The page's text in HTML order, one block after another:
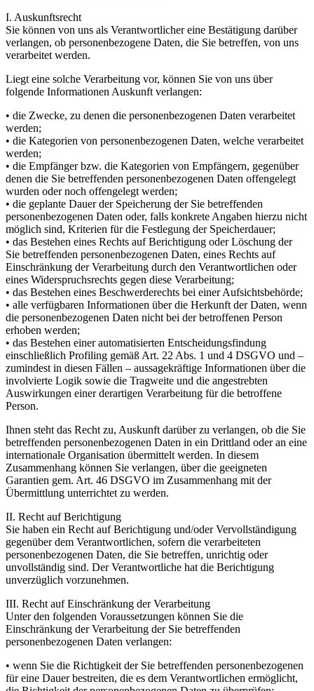
I. Auskunftsrecht
Sie können von uns als Verantwortlicher eine Bestätigung darüber
verlangen, ob personenbezogene Daten, die Sie betreffen, von uns
verarbeitet werden.
Liegt eine solche Verarbeitung vor, können Sie von uns über
folgende Informationen Auskunft verlangen:
• die Zwecke, zu denen die personenbezogenen Daten verarbeitet
werden;
• die Kategorien von personenbezogenen Daten, welche verarbeitet
werden;
• die Empfänger bzw. die Kategorien von Empfängern, gegenüber
denen die Sie betreffenden personenbezogenen Daten offengelegt
wurden oder noch offengelegt werden;
• die geplante Dauer der Speicherung der Sie betreffenden
personenbezogenen Daten oder, falls konkrete Angaben hierzu nicht
möglich sind, Kriterien für die Festlegung der Speicherdauer;
• das Bestehen eines Rechts auf Berichtigung oder Löschung der
Sie betreffenden personenbezogenen Daten, eines Rechts auf
Einschränkung der Verarbeitung durch den Verantwortlichen oder
eines Widerspruchsrechts gegen diese Verarbeitung;
• das Bestehen eines Beschwerderechts bei einer Aufsichtsbehörde;
• alle verfügbaren Informationen über die Herkunft der Daten, wenn
die personenbezogenen Daten nicht bei der betroffenen Person
erhoben werden;
• das Bestehen einer automatisierten Entscheidungsfindung
einschließlich Profiling gemäß Art. 22 Abs. 1 und 4 DSGVO und –
zumindest in diesen Fällen – aussagekräftige Informationen über die
involvierte Logik sowie die Tragweite und die angestrebten
Auswirkungen einer derartigen Verarbeitung für die betroffene
Person.
Ihnen steht das Recht zu, Auskunft darüber zu verlangen, ob die Sie
betreffenden personenbezogenen Daten in ein Drittland oder an eine
internationale Organisation übermittelt werden. In diesem
Zusammenhang können Sie verlangen, über die geeigneten
Garantien gem. Art. 46 DSGVO im Zusammenhang mit der
Übermittlung unterrichtet zu werden.
II. Recht auf Berichtigung
Sie haben ein Recht auf Berichtigung und/oder Vervollständigung
gegenüber dem Verantwortlichen, sofern die verarbeiteten
personenbezogenen Daten, die Sie betreffen, unrichtig oder
unvollständig sind. Der Verantwortliche hat die Berichtigung
unverzüglich vorzunehmen.
III. Recht auf Einschränkung der Verarbeitung
Unter den folgenden Voraussetzungen können Sie die
Einschränkung der Verarbeitung der Sie betreffenden
personenbezogenen Daten verlangen:
• wenn Sie die Richtigkeit der Sie betreffenden personenbezogenen
für eine Dauer bestreiten, die es dem Verantwortlichen ermöglicht,